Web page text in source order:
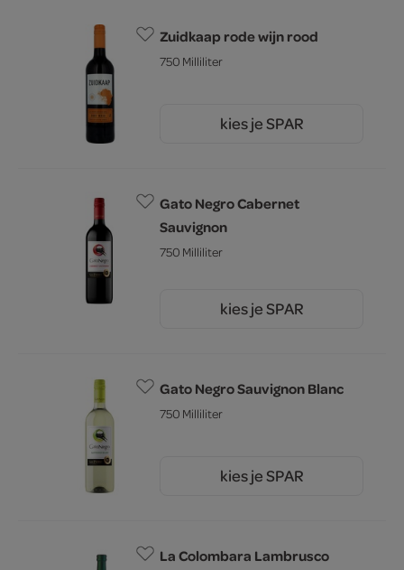
Zuidkaap rode wijn rood
750 Milliliter
kies je SPAR
Gato Negro Cabernet
Sauvignon
750 Milliliter
kies je SPAR
Gato Negro Sauvignon Blanc
750 Milliliter
kies je SPAR
La Colombara Lambrusco